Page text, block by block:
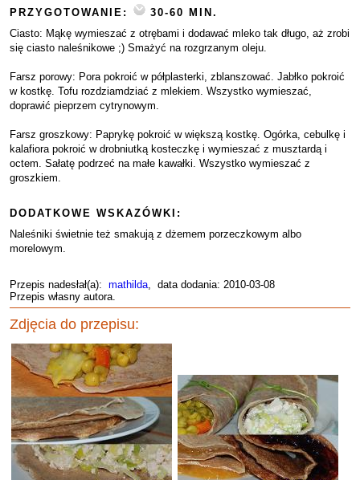
PRZYGOTOWANIE:
30-60 MIN.
Ciasto: Mąkę wymieszać z otrębami i dodawać mleko tak długo, aż zrobi
się ciasto naleśnikowe ;) Smażyć na rozgrzanym oleju.
Farsz porowy: Pora pokroić w półplasterki, zblanszować. Jabłko pokroić
w kostkę. Tofu rozdziamdziać z mlekiem. Wszystko wymieszać,
doprawić pieprzem cytrynowym.
Farsz groszkowy: Paprykę pokroić w większą kostkę. Ogórka, cebulkę i
kalafiora pokroić w drobniutką kosteczkę i wymieszać z musztardą i
octem. Sałatę podrzeć na małe kawałki. Wszystko wymieszać z
groszkiem.
DODATKOWE WSKAZÓWKI:
Naleśniki świetnie też smakują z dżemem porzeczkowym albo
morelowym.
Przepis nadesłał(a): mathilda, data dodania: 2010-03-08
Przepis własny autora.
Zdjęcia do przepisu: